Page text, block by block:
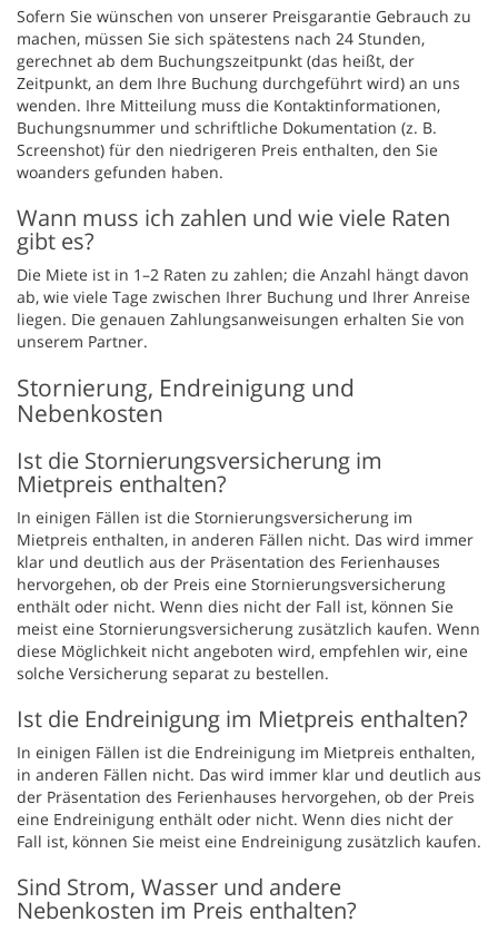
Sofern Sie wünschen von unserer Preisgarantie Gebrauch zu
machen, müssen Sie sich spätestens nach 24 Stunden,
gerechnet ab dem Buchungszeitpunkt (das heißt, der
Zeitpunkt, an dem Ihre Buchung durchgeführt wird) an uns
wenden. Ihre Mitteilung muss die Kontaktinformationen,
Buchungsnummer und schriftliche Dokumentation (z. B.
Screenshot) für den niedrigeren Preis enthalten, den Sie
woanders gefunden haben.
Wann muss ich zahlen und wie viele Raten
gibt es?
Die Miete ist in 1–2 Raten zu zahlen; die Anzahl hängt davon
ab, wie viele Tage zwischen Ihrer Buchung und Ihrer Anreise
liegen. Die genauen Zahlungsanweisungen erhalten Sie von
unserem Partner.
Stornierung, Endreinigung und
Nebenkosten
Ist die Stornierungsversicherung im
Mietpreis enthalten?
In einigen Fällen ist die Stornierungsversicherung im
Mietpreis enthalten, in anderen Fällen nicht. Das wird immer
klar und deutlich aus der Präsentation des Ferienhauses
hervorgehen, ob der Preis eine Stornierungsversicherung
enthält oder nicht. Wenn dies nicht der Fall ist, können Sie
meist eine Stornierungsversicherung zusätzlich kaufen. Wenn
diese Möglichkeit nicht angeboten wird, empfehlen wir, eine
solche Versicherung separat zu bestellen.
Ist die Endreinigung im Mietpreis enthalten?
In einigen Fällen ist die Endreinigung im Mietpreis enthalten,
in anderen Fällen nicht. Das wird immer klar und deutlich aus
der Präsentation des Ferienhauses hervorgehen, ob der Preis
eine Endreinigung enthält oder nicht. Wenn dies nicht der
Fall ist, können Sie meist eine Endreinigung zusätzlich kaufen.
Sind Strom, Wasser und andere
Nebenkosten im Preis enthalten?